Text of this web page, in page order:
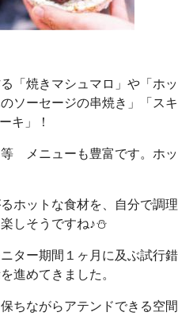
「焼きマシュマロ」や「ホッ
ソーセージの串焼き」「スキ
キ」！
メニューも豊富です。ホッ
ホットな食材を、自分で調理
しそうですね♪⛄
ター期間１ヶ月に及ぶ試行錯
進めてきました。
ちながらアテンドできる空間